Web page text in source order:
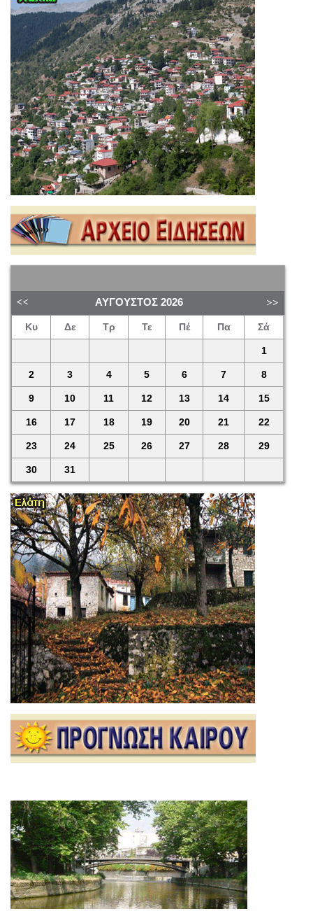
ΑΎΓΟΥΣΤΟΣ 2026
Κυ Δε Τρ Τε Πέ Πα Σά
1
2 3 4 5 6 7 8
9 10 11 12 13 14 15
16 17 18 19 20 21 22
23 24 25 26 27 28 29
30 31